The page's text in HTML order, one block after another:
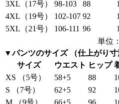
3XL（17号）
98-103 88
4XL（19号）
102-107 92
5XL（21号）
106-111 96
単位
▼パンツのサイズ （仕上がり寸
サイズ
ウエスト ヒップ
XS （5号）
58+5 88
S （7号）
62+5 92
M （9号）
66+5 96